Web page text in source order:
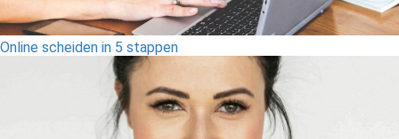
Online scheiden in 5 stappen